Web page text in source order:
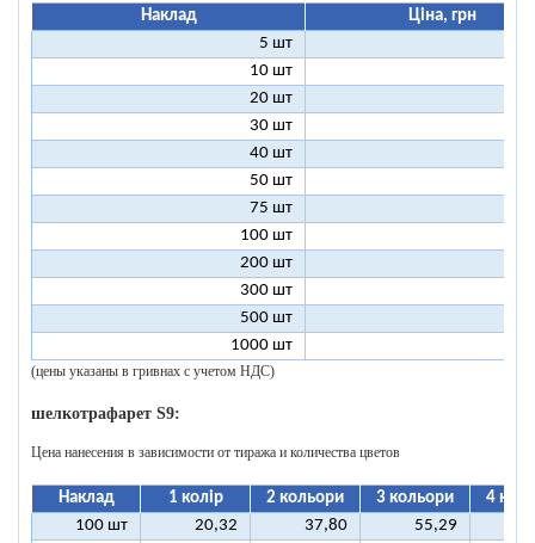
Наклад
Ціна, грн
5 шт
10 шт
20 шт
30 шт
40 шт
50 шт
75 шт
100 шт
200 шт
300 шт
500 шт
1000 шт
(цены указаны в гривнах с учетом НДС)
шелкотрафарет S9:
Цена нанесения в зависимости от тиража и количества цветов
Наклад 1 колір 2 кольори 3 кольори
4
100 шт
20,32 37,80 55,29